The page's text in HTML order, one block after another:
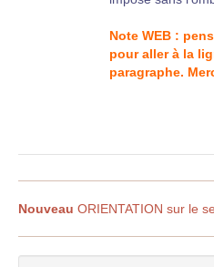
Note WEB :
pour aller à la
paragraphe.
Nouveau ORIENTATION sur le